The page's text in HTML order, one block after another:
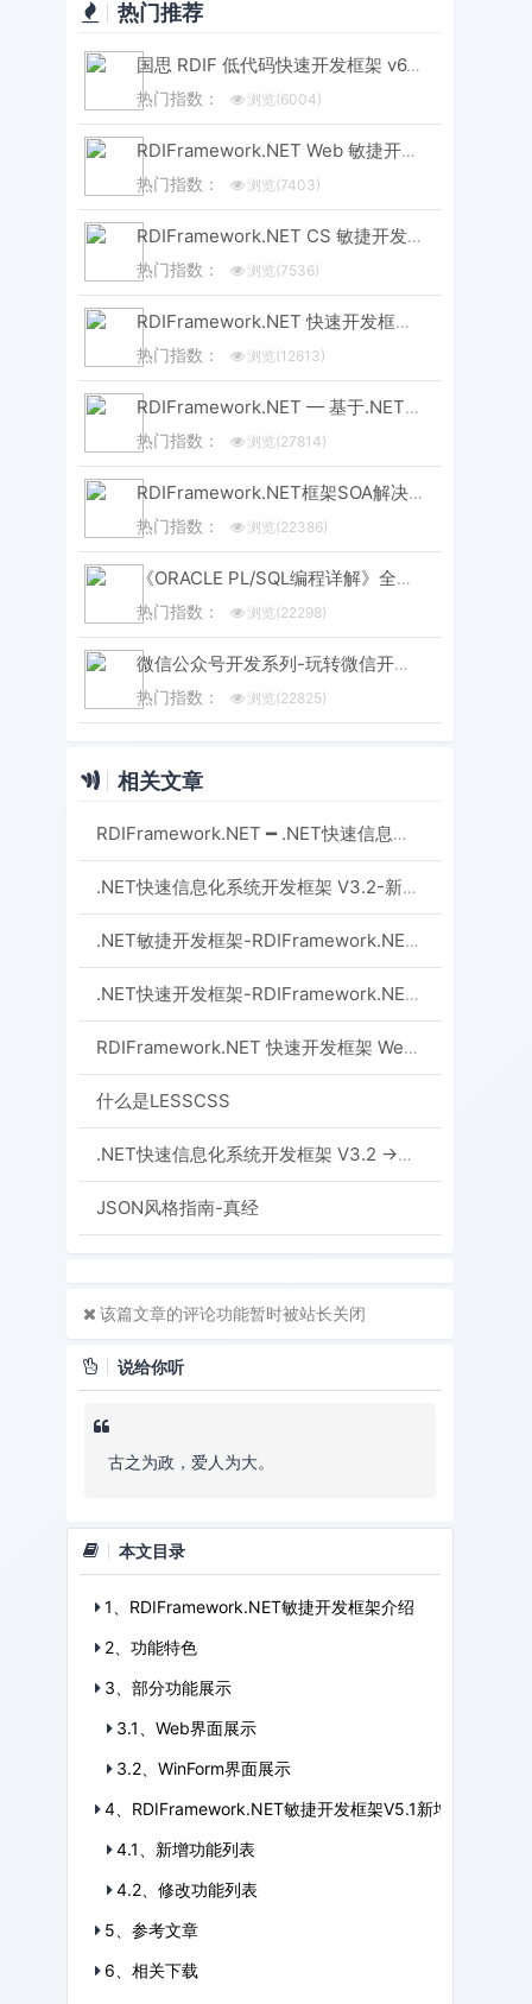
热门推荐
国思 RDIF 低代码快速开发框架 v6.3 版本重磅发布！性能与体验双飞跃
热门指数：
浏览(6004)
RDIFramework.NET Web 敏捷开发框架 V6.3 发布 (.NET8+、Framework 双引擎)
热门指数：
浏览(7403)
RDIFramework.NET CS 敏捷开发框架 V6.3 版本重磅发布！.NET8+Framework双引擎，性能升级全维度进化
热门指数：
浏览(7536)
RDIFramework.NET 快速开发框架 WebEasyUI版本 V6.0发布
热门指数：
浏览(12613)
RDIFramework.NET — 基于.NET的快速信息化系统开发框架 — 系列目录
热门指数：
浏览(27814)
RDIFramework.NET框架SOA解决方案（集Windows服务、WinForm形式与IIS形式发布）-分布式应用
热门指数：
浏览(22386)
《ORACLE PL/SQL编程详解》全原创（共八篇）--系列文章导航
热门指数：
浏览(22298)
微信公众号开发系列-玩转微信开发-目录汇总
热门指数：
浏览(22825)
相关文章
RDIFramework.NET ━ .NET快速信息化系统开发框架 V3.2->用户管理模块新增“重置用户密码”功能
.NET快速信息化系统开发框架 V3.2-新增锁定用户与解除锁定用户的功能
.NET敏捷开发框架-RDIFramework.NET V6.0发布
.NET快速开发框架-RDIFramework.NET 全新EasyUI版发布
RDIFramework.NET 快速开发框架 WebEasyUI版本 V6.0发布
什么是LESSCSS
.NET快速信息化系统开发框架 V3.2 ->WinForm部分全部重构为Dev风格界面
JSON风格指南-真经
该篇文章的评论功能暂时被站长关闭
说给你听
古之为政，爱人为大。
本文目录
1、RDIFramework.NET敏捷开发框架介绍
2、功能特色
3、部分功能展示
3.1、Web界面展示
3.2、WinForm界面展示
4、RDIFramework.NET敏捷开发框架V5.1新增功能以及
4.1、新增功能列表
4.2、修改功能列表
5、参考文章
6、相关下载